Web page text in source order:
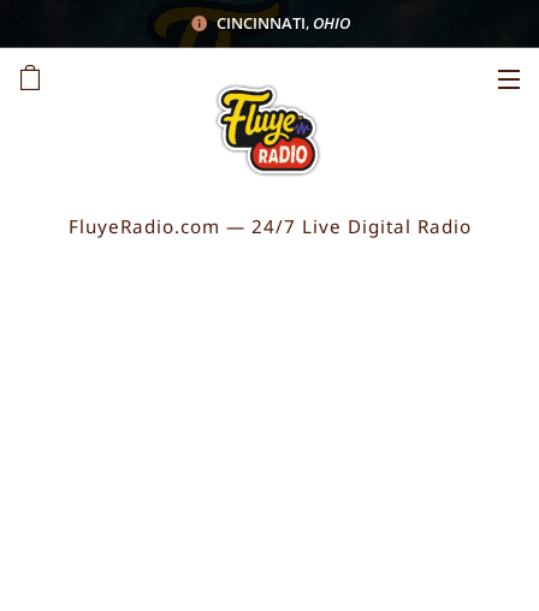
CINCINNATI,OHIO
FluyeRadio.com — 24/7 Live Digital Radio